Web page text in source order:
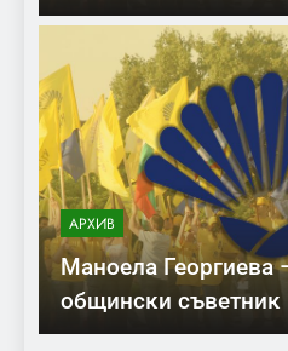
АРХИВ
Маноела Георгиева
общински
(ДДД-ДЗ, БДФ)